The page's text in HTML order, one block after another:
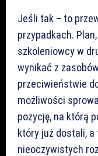
Jeśli tak – to
przypadkach.
szkoleniowcy w
wynikać z
przeciwieństwie
możliwości
pozycję, na którą
który już dostali,
nieoczywistych